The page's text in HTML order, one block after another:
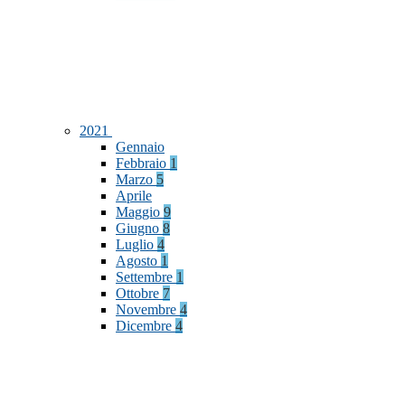
2021
Gennaio
Febbraio 1
Marzo 5
Aprile
Maggio 9
Giugno 8
Luglio 4
Agosto 1
Settembre 1
Ottobre 7
Novembre 4
Dicembre 4